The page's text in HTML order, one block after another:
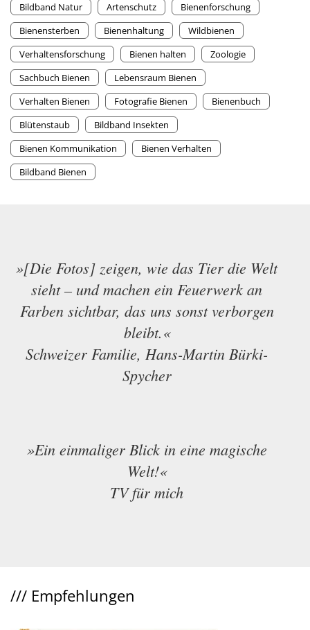
Bildband Natur
Artenschutz
Bienenforschung
Bienensterben
Bienenhaltung
Wildbienen
Verhaltensforschung
Bienen halten
Zoologie
Sachbuch Bienen
Lebensraum Bienen
Verhalten Bienen
Fotografie Bienen
Bienenbuch
Blütenstaub
Bildband Insekten
Bienen Kommunikation
Bienen Verhalten
Bildband Bienen
»[Die Fotos] zeigen, wie das Tier die Welt
sieht – und machen ein Feuerwerk an
Farben sichtbar, das uns sonst verborgen
bleibt.«
Schweizer Familie, Hans-Martin Bürki-
Spycher
»Ein einmaliger Blick in eine magische
Welt!«
TV für mich
/// Empfehlungen